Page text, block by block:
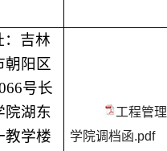
：吉林
朝阳区
号长
院湖东
教学楼
工程管理
学院调档函.pdf